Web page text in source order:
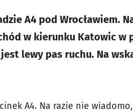
A4 pod Wrocławiem.
w kierunku Katowic
lewy pas ruchu. Na
A4. Na razie nie